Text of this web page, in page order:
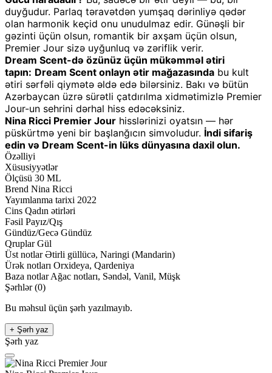
duyğudur. Parlaq təravətdən yumşaq dərinliyə qədər
olan harmonik keçid onu unudulmaz edir. Günəşli bir
gəzinti üçün olsun, romantik bir axşam üçün olsun,
Premier Jour sizə uyğunluq və zəriflik verir.
Dream Scent-də özünüz üçün mükəmməl ətiri
tapın: Dream Scent onlayn ətir mağazasında bu kult
ətiri sərfəli qiymətə əldə edə bilərsiniz. Bakı və bütün
Azərbaycan üzrə sürətli çatdırılma xidmətimizlə Premier
Jour-un sehrini dərhal hiss edəcəksiniz.
Nina Ricci Premier Jour hisslərinizi oyatsın — hər
püskürtmə yeni bir başlanğıcın simvoludur. İndi sifariş
edin və Dream Scent-in lüks dünyasına daxil olun.
Özəlliyi
Xüsusiyyətlər
Ölçüsü 30 ML
Brend Nina Ricci
Yayımlanma tarixi 2022
Cins Qadın ətirləri
Fəsil Payız/Qış
Gündüz/Gecə Gündüz
Qruplar Gül
Üst notlar Ətirli güllücə, Naringi (Mandarin)
Ürək notları Orxideya, Qardeniya
Baza notlar Ağac notları, Səndəl, Vanil, Müşk
Şərhlər (0)
Bu məhsul üçün şərh yazılmayıb.
+ Şərh yaz
Şərh yaz